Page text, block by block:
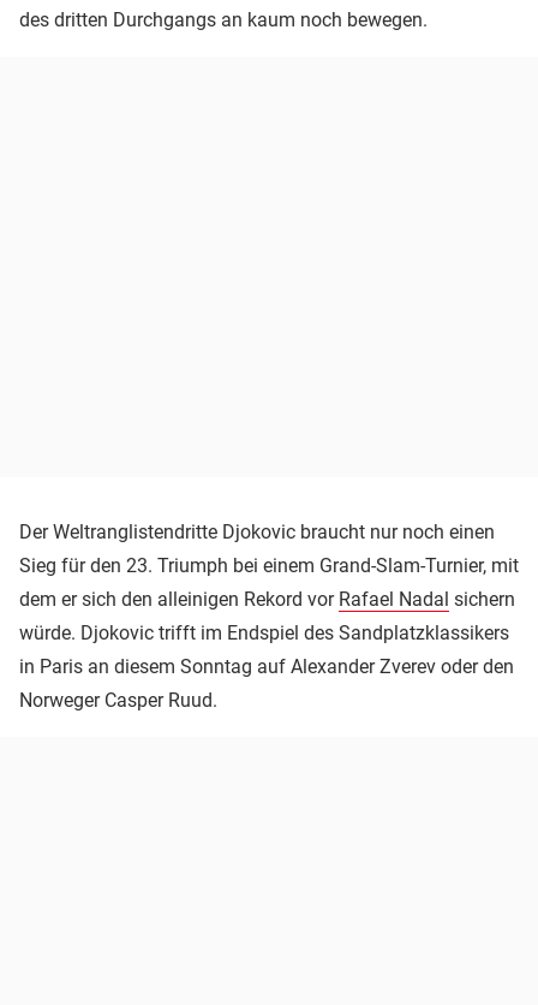
des dritten Durchgangs an kaum noch bewegen.
Der Weltranglistendritte Djokovic braucht nur noch einen
Sieg für den 23. Triumph bei einem Grand-Slam-Turnier, mit
dem er sich den alleinigen Rekord vor Rafael Nadal sichern
würde. Djokovic trifft im Endspiel des Sandplatzklassikers
in Paris an diesem Sonntag auf Alexander Zverev oder den
Norweger Casper Ruud.